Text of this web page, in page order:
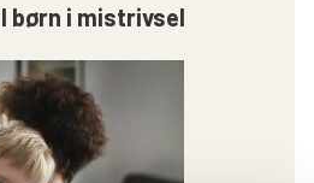
børn i mistrivsel